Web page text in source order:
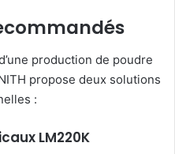
production de poudre
propose deux solutions
:
LM220K